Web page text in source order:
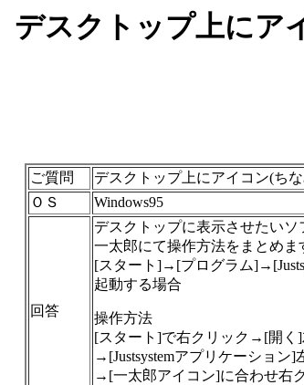
デスクトップ上にア
ご質問
デスクトップ上にアイコン(ち
ＯＳ
Windows95
回答
デスクトップに表示させたい
一太郎にて操作方法をまとめま
[スタート]→[プログラム
起動する場合
操作方法
[スタート]で右クリック→[開く
→[Justsystemアプリケーション]
→[一太郎アイコン]に合わせ右